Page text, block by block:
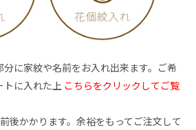
に家紋や名前をお入れ出来ます。ご希
トに入れた上 こちらをクリックしてご覧
後かかります。余裕をもってご注文して